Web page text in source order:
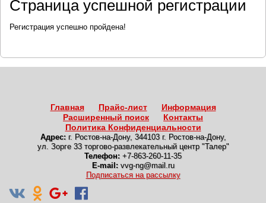
Страница успешной регистрации
Регистрация успешно пройдена!
Главная Прайс-лист
Информация
Расширенный поиск
Контакты
Политика Конфиденциальности
Адрес: г. Ростов-на-Дону, 344103 г. Ростов-на-Дону,
ул. Зорге 33 торгово-развлекательный центр "Талер"
Телефон: +7-863-260-11-35
E-mail: vvg-ng@mail.ru
Подписаться на рассылку